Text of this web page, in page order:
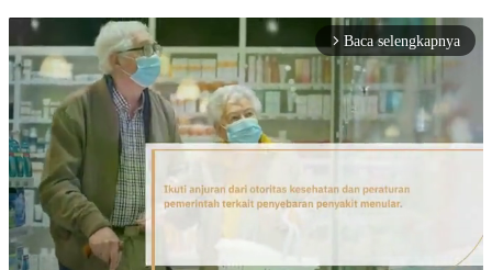
arrow_forward_ios Baca selengkapnya